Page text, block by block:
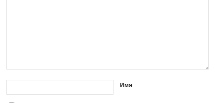
Имя